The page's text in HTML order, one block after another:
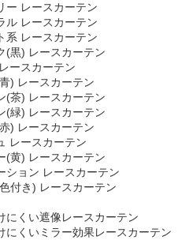
ー レースカーテン
ル レースカーテン
系 レースカーテン
(黒) レースカーテン
ースカーテン
) レースカーテン
(茶) レースカーテン
(緑) レースカーテン
) レースカーテン
レースカーテン
(黄) レースカーテン
ション レースカーテン
付き) レースカーテン
にくい遮像レースカーテン
にくいミラー効果レースカーテン